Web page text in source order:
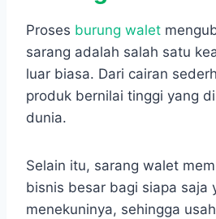
Proses burung walet
sarang adalah salah satu
luar biasa. Dari cairan
produk bernilai tinggi yang
dunia.
Selain itu, sarang walet
bisnis besar bagi siapa saja
menekuninya, sehingga